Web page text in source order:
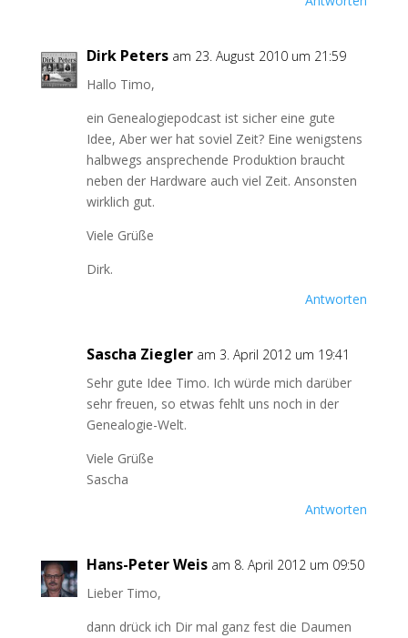
Dirk Peters am 23. August 2010 um 21:59
Hallo Timo,
ein Genealogiepodcast ist sicher eine gute
Idee, Aber wer hat soviel Zeit? Eine wenigstens
halbwegs ansprechende Produktion braucht
neben der Hardware auch viel Zeit. Ansonsten
wirklich gut.
Viele Grüße
Dirk.
Antworten
Sascha Ziegler am 3. April 2012 um 19:41
Sehr gute Idee Timo. Ich würde mich darüber
sehr freuen, so etwas fehlt uns noch in der
Genealogie-Welt.
Viele Grüße
Sascha
Antworten
Hans-Peter Weis am 8. April 2012 um 09:50
Lieber Timo,
dann drück ich Dir mal ganz fest die Daumen